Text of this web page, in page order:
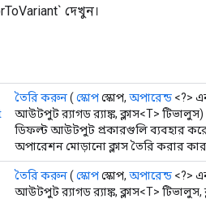
দেখুন।
তৈরি করুন( স্কোপস্কোপ, অপারেন্ড <?>
আউটপুট র‌্যাগড র‌্যাঙ্ক, ক্লাস<T> টিভালুস)
ডিফল্ট আউটপুট প্রকারগুলি ব্যবহার
অপারেশন মোড়ানো ক্লাস তৈরি করার
তৈরি করুন( স্কোপস্কোপ, অপারেন্ড <?>
আউটপুট র‌্যাগড র‌্যাঙ্ক, ক্লাস<T> টিভালুস,